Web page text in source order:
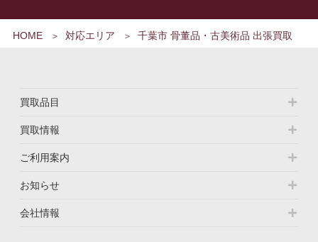
HOME 対応エリア 千葉市 骨董品・古美術品 出張買取
買取品目
買取情報
ご利用案内
お知らせ
会社情報